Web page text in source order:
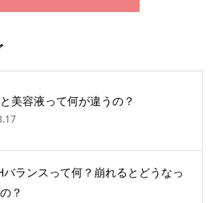
美容液って何が違うの？
バランスって何？崩れるとどうなっ
？